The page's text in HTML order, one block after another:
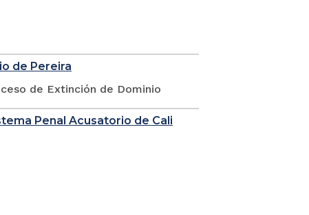
de Pereira
de Extinción de Dominio
Penal Acusatorio de Cali